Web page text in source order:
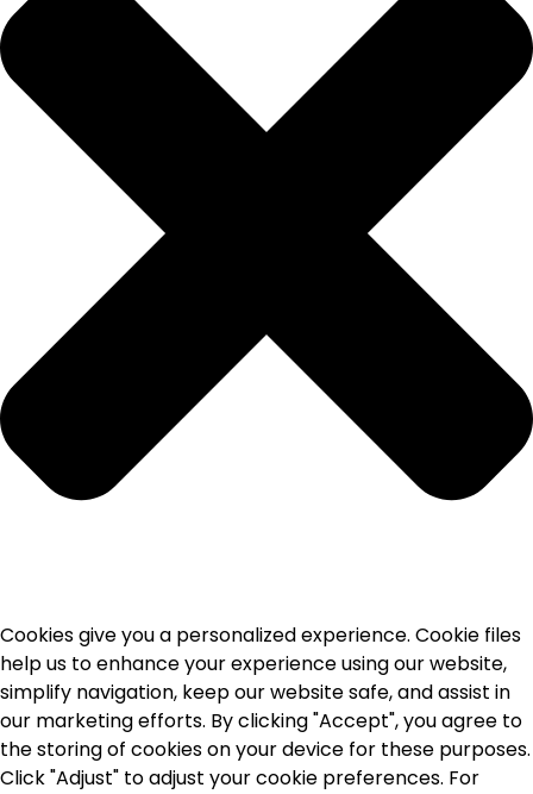
Cookies give you a personalized experience. Cookie files
help us to enhance your experience using our website,
simplify navigation, keep our website safe, and assist in
our marketing efforts. By clicking "Accept", you agree to
the storing of cookies on your device for these purposes.
Click "Adjust" to adjust your cookie preferences. For